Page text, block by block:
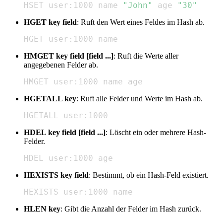
HSET user:1000 name "John" age "30"
HGET key field: Ruft den Wert eines Feldes im Hash ab.
HGET user:1000 name
HMGET key field [field ...]: Ruft die Werte aller
angegebenen Felder ab.
HMGET user:1000 name age
HGETALL key: Ruft alle Felder und Werte im Hash ab.
HGETALL user:1000
HDEL key field [field ...]: Löscht ein oder mehrere Hash-
Felder.
HDEL user:1000 age
HEXISTS key field: Bestimmt, ob ein Hash-Feld existiert.
HEXISTS user:1000 name
HLEN key: Gibt die Anzahl der Felder im Hash zurück.